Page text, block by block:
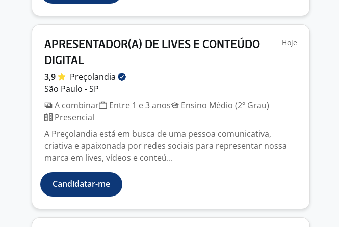
APRESENTADOR(A) DE LIVES E CONTEÚDO
DIGITAL
Hoje
3,9
Preçolandia
São Paulo - SP
A combinar
Entre 1 e 3 anos
Ensino Médio (2º Grau)
Presencial
A Preçolandia está em busca de uma pessoa comunicativa,
criativa e apaixonada por redes sociais para representar nossa
marca em lives, vídeos e conteú...
Candidatar-me